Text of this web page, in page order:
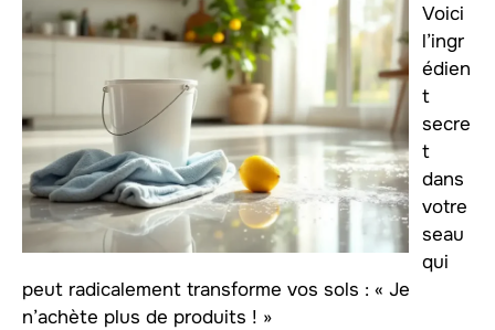
Voici
l’ingr
édien
t
secre
t
dans
votre
seau
qui
peut radicalement transforme vos sols : « Je
n’achète plus de produits ! »